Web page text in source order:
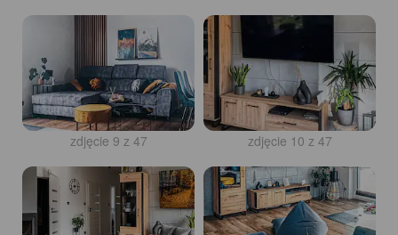
zdjęcie 9 z 47 zdjęcie 10 z 47